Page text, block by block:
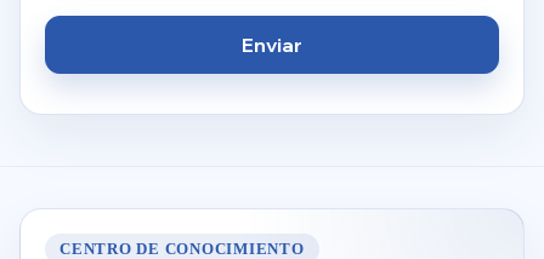
Enviar
CENTRO DE CONOCIMIENTO